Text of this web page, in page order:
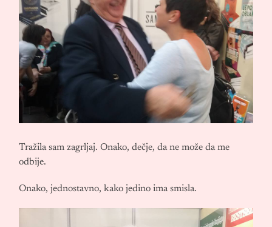
Tražila sam zagrljaj. Onako, dečje, da ne može da me
odbije.
Onako, jednostavno, kako jedino ima smisla.